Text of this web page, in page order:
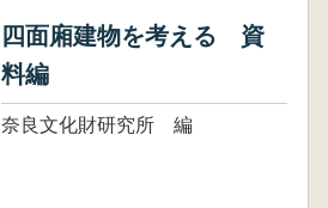
四面廂建物を考える 資
料編
奈良文化財研究所 編